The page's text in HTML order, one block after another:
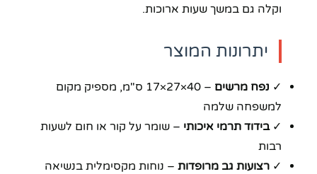
וקלה גם במשך שעות ארוכות.
יתרונות המוצר
✓ נפח מרשים
– 40×27×17 ס"מ, מספיק מקום
למשפחה שלמה
✓בידוד תרמי איכותי – שומר על קור או חום לשעות
רבות
✓ רצועות גב מרופדות – נוחות מקסימלית בנשיאה